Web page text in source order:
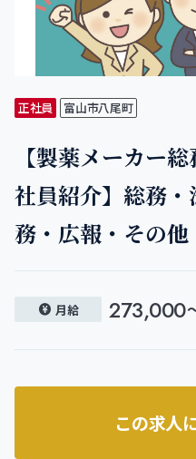
正社員 富山市八尾町
【製薬メーカー
社員紹介】総務
務・広報・その他
月給 273,000
この求人